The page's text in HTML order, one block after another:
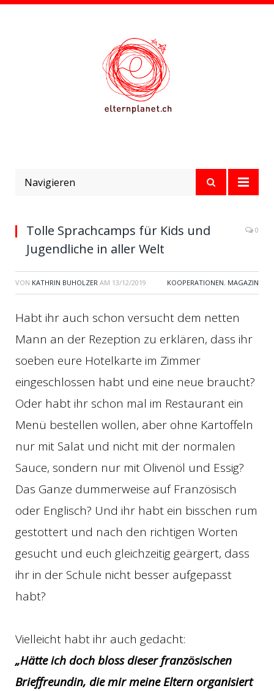
Navigieren
Tolle Sprachcamps für Kids und
Jugendliche in aller Welt
0
VON KATHRIN BUHOLZER AM 13/12/2019 KOOPERATIONEN, MAGAZIN
Habt ihr auch schon versucht dem netten
Mann an der Rezeption zu erklären, dass ihr
soeben eure Hotelkarte im Zimmer
eingeschlossen habt und eine neue braucht?
Oder habt ihr schon mal im Restaurant ein
Menü bestellen wollen, aber ohne Kartoffeln
nur mit Salat und nicht mit der normalen
Sauce, sondern nur mit Olivenöl und Essig?
Das Ganze dummerweise auf Französisch
oder Englisch? Und ihr habt ein bisschen rum
gestottert und nach den richtigen Worten
gesucht und euch gleichzeitig geärgert, dass
ihr in der Schule nicht besser aufgepasst
habt?
Vielleicht habt ihr auch gedacht:
„Hätte ich doch bloss dieser französischen
Brieffreundin, die mir meine Eltern organisiert